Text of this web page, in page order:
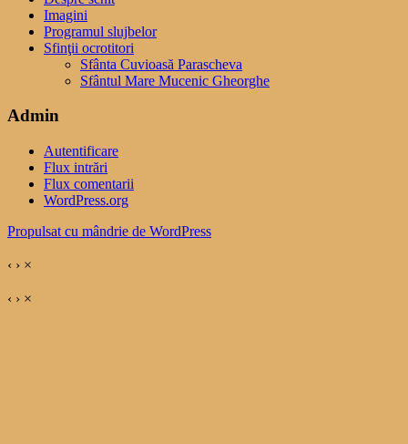
Imagini
Programul slujbelor
Sfinţii ocrotitori
Sfânta Cuvioasă Parascheva
Sfântul Mare Mucenic Gheorghe
Admin
Autentificare
Flux intrări
Flux comentarii
WordPress.org
Propulsat cu mândrie de WordPress
‹ › ×
‹ › ×